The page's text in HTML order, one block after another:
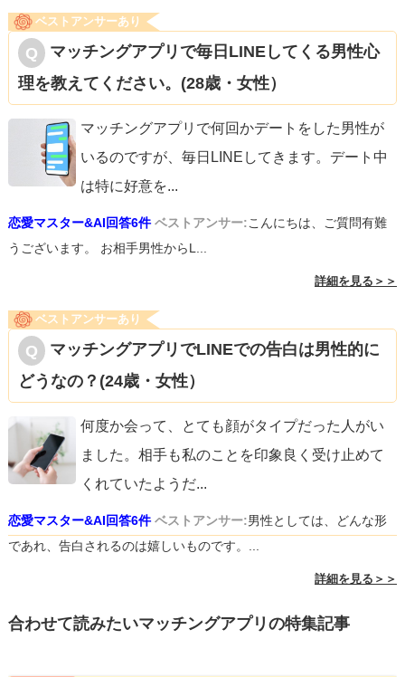
ベストアンサーあり
マッチングアプリで毎日LINEしてくる男性心
理を教えてください。(28歳・女性）
マッチングアプリで何回かデートをした男性が
いるのですが、毎日LINEしてきます。デート中
は特に好意を...
恋愛マスター&AI回答6件 ベストアンサー:こんにちは、ご質問有難
うございます。 お相手男性からL...
詳細を見る＞＞
ベストアンサーあり
マッチングアプリでLINEでの告白は男性的に
どうなの？(24歳・女性）
何度か会って、とても顔がタイプだった人がい
ました。相手も私のことを印象良く受け止めて
くれていたようだ...
恋愛マスター&AI回答6件 ベストアンサー:男性としては、どんな形
であれ、告白されるのは嬉しいものです。...
詳細を見る＞＞
合わせて読みたいマッチングアプリの特集記事